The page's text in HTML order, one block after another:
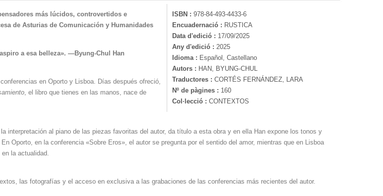
ISBN : 978-84-493-4433-6
Encuadernació : RUSTICA
Data d'edició : 17/09/2025
Any d'edició : 2025
Idioma : Español, Castellano
Autors : HAN, BYUNG-CHUL
Traductores : CORTÉS FERNÁNDEZ, LARA
Nº de pàgines : 160
Col·lecció : CONTEXTOS
más lúcidos, controvertidos e
de Asturias de Comunicación y Humanidades
a esa belleza». —Byung-Chul Han
en Oporto y Lisboa. Días después ofreció,
, el libro que tienes en las manos, nace de
interpretación al piano de las piezas favoritas del autor, da título a esta obra y en ella Han expone los tonos y
Oporto, en la conferencia «Sobre Eros», el autor se pregunta por el sentido del amor, mientras que en Lisboa
la actualidad.
las fotografías y el acceso en exclusiva a las grabaciones de las conferencias más recientes del autor.